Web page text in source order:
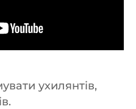
ухилянтів,